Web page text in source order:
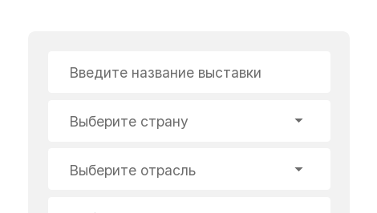
Введите название выставки
Выберите страну
Выберите отрасль